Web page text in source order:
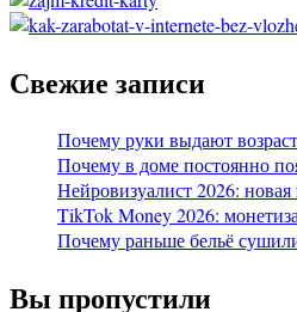
Свежие записи
Почему руки выдают
Почему в доме постоянно
Нейровизуалист 2026:
TikTok Money 2026:
Почему раньше бельё
Вы пропустили